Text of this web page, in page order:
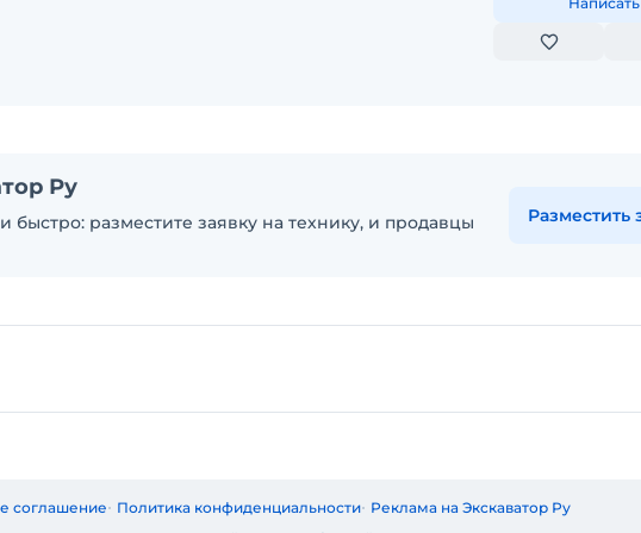
Ру
разместите заявку на технику, и продавцы
Разместить
соглашение Политика конфиденциальности Реклама на Экскаватор Ру